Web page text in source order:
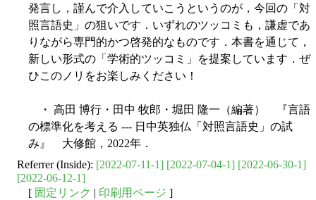
発言し，謹んで介入していこうというのが，今回の「対
照言語史」の狙いです．いずれのツッコミも，謙虚であ
りながら専門的かつ啓発的なものです．本書を通じて，
新しい形式の「学術的ツッコミ」を提案しています．ぜ
ひこのノリをお楽しみください！
・ 高田 博行・田中 牧郎・堀田 隆一（編著） 『言語
の標準化を考える --- 日中英独仏「対照言語史」の試
み』 大修館，2022年．
Referrer (Inside): [2022-07-11-1] [2022-07-04-1] [2022-06-30-1]
[2022-06-12-1]
[ 固定リンク | 印刷用ページ ]